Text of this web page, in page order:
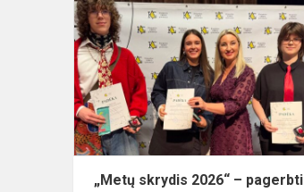
„Metų skrydis 2026“ – pagerbti